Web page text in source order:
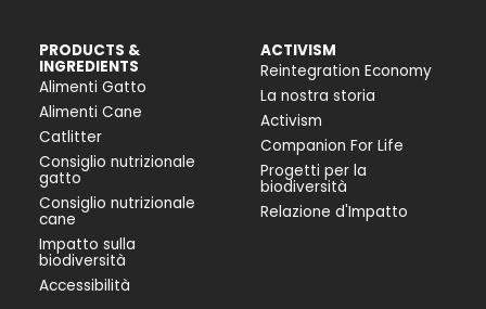
PRODUCTS &
INGREDIENTS
Alimenti Gatto
Alimenti Cane
Catlitter
Consiglio nutrizionale
gatto
Consiglio nutrizionale
cane
Impatto sulla
biodiversità
Accessibilità
ACTIVISM
Reintegration Economy
La nostra storia
Activism
Companion For Life
Progetti per la
biodiversità
Relazione d'Impatto